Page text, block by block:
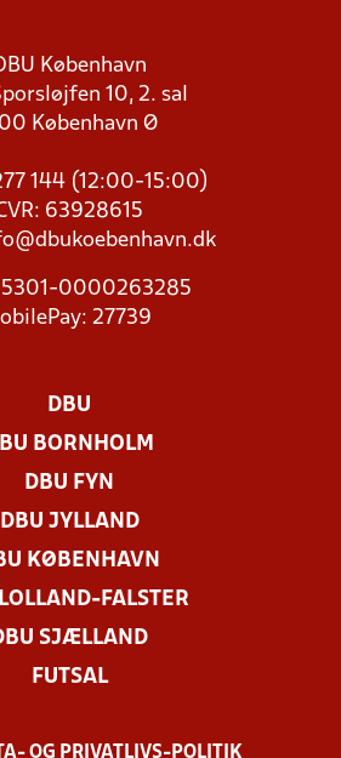
København
10, 2. sal
København Ø
144 (12:00-15:00)
63928615
5301-0000263285
27739
DBU
BORNHOLM
DBU FYN
DBU JYLLAND
KØBENHAVN
FALSTER
SJÆLLAND
FUTSAL
OG PRIVATLIVS-POLITIK